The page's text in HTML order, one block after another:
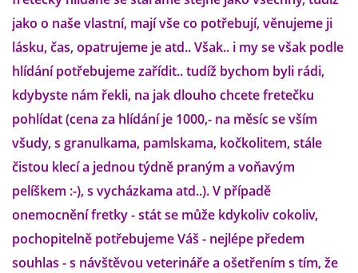
DFD - DOMOV FRETČÍCH DŮCHODCŮ
PODMÍNKY PŘEVZETÍ FRETKY.
O FRETCE
PÉČE O FRETKU
jako o naše vlastní, mají vše co potřebují, věnujeme ji
lásku, čas, opatrujeme je atd.. Však.. i my se však podle
hlídání potřebujeme zařídit.. tudíž bychom byli rádi,
kdybyste nám řekli, na jak dlouho chcete fretečku
pohlídat (cena za hlídání je 1000,- na měsíc se vším
všudy, s granulkama, pamlskama, kočkolitem, stále
čistou klecí a jednou týdně praným a voňavým
pelíškem :-), s vycházkama atd..). V případě
onemocnění fretky - stát se může kdykoliv cokoliv,
pochopitelně potřebujeme Váš - nejlépe předem
souhlas - s návštěvou veterináře a ošetřením s tím, že